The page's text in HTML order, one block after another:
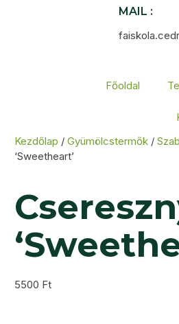
MAIL :
Főoldal
Kezdőlap / Gyümölcstermők /
‘Sweetheart’
5500 Ft